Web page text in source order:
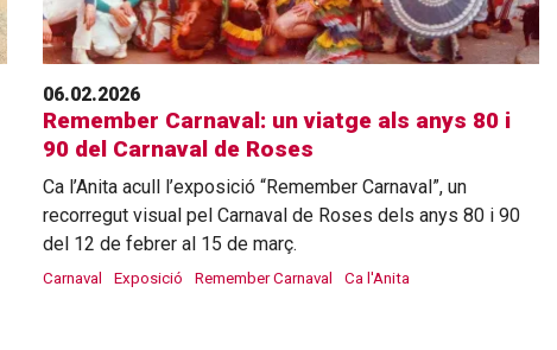
06.02.2026
Remember Carnaval: un viatge als anys 80 i
90 del Carnaval de Roses
Ca l’Anita acull l’exposició “Remember Carnaval”, un
recorregut visual pel Carnaval de Roses dels anys 80 i 90
del 12 de febrer al 15 de març.
Carnaval Exposició Remember Carnaval Ca l'Anita